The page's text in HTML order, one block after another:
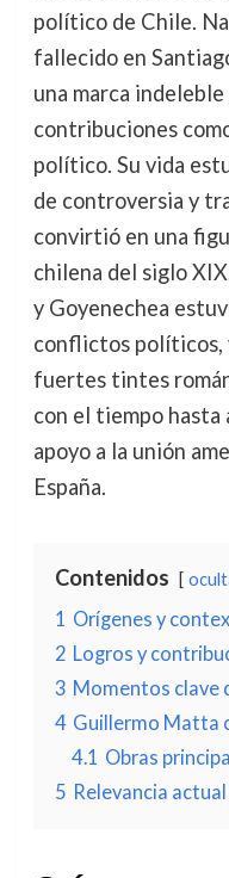
político de Chile.
fallecido en
una marca
contribuciones
político. Su vida
de controversia y
convirtió en una
chilena del siglo
y Goyenechea
conflictos políticos,
fuertes tintes
con el tiempo hasta
apoyo a la unión
España.
Contenidos
1 Orígenes y
2 Logros y
3 Momentos clave
4 Guillermo Matta
4.1 Obras
5 Relevancia actual